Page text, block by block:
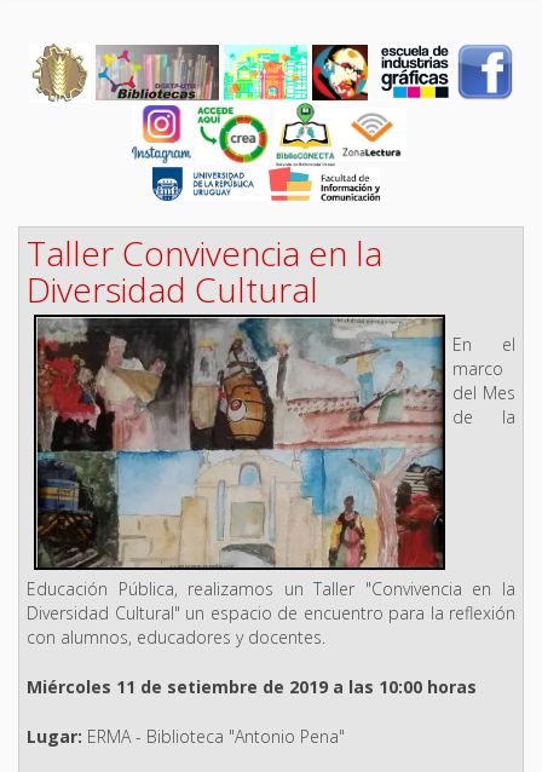
Taller Convivencia en la
Diversidad Cultural
En el
marco
del Mes
de la
Educación Pública, realizamos un Taller "Convivencia en la
Diversidad Cultural" un espacio de encuentro para la reflexión
con alumnos, educadores y docentes.
Miércoles 11 de setiembre de 2019 a las 10:00 horas
Lugar: ERMA - Biblioteca "Antonio Pena"